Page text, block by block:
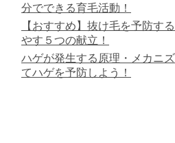
分でできる育毛活動！
【おすすめ】抜け毛を予防す
やす５つの献立！
ハゲが発生する原理・メカニ
てハゲを予防しよう！